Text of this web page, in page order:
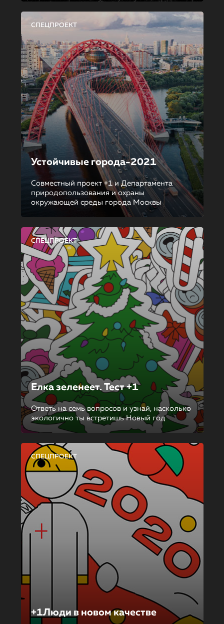
СПЕЦПРОЕКТ
Устойчивые города-2021
Совместный проект +1 и Департамента
природопользования и охраны
окружающей среды города Москвы
СПЕЦПРОЕКТ
Елка зеленеет. Тест +1
Ответь на семь вопросов и узнай, насколько
экологично ты встретишь Новый год
СПЕЦПРОЕКТ
+1Люди в новом качестве